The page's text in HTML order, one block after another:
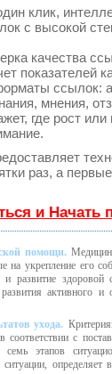
клик,
с высокой
качества
показателей
ссылок:
мнения,
где рост
раз, а
и Начать
помощи.
на укрепление его
развитие здоровой
активного и
ухода.
соответствии с
семь этапов